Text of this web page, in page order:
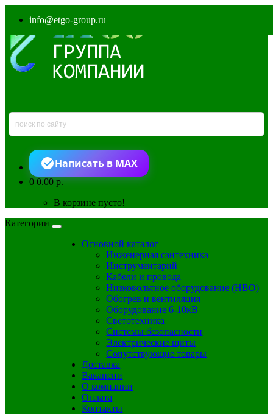
info@etgo-group.ru
Написать в MAX
00.00 р.
В корзине пусто!
Категории
Основной каталог
Инженерная сантехника
Инструментарий
Кабели и провода
Низковольтное оборудование (НВО)
Обогрев и вентиляция
Оборудование 6-10кВ
Светотехника
Системы безопасности
Электрические щиты
Сопутствующие товары
Доставка
Вакансии
О компании
Оплата
Контакты